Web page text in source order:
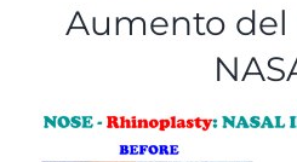
Español
Aumento del